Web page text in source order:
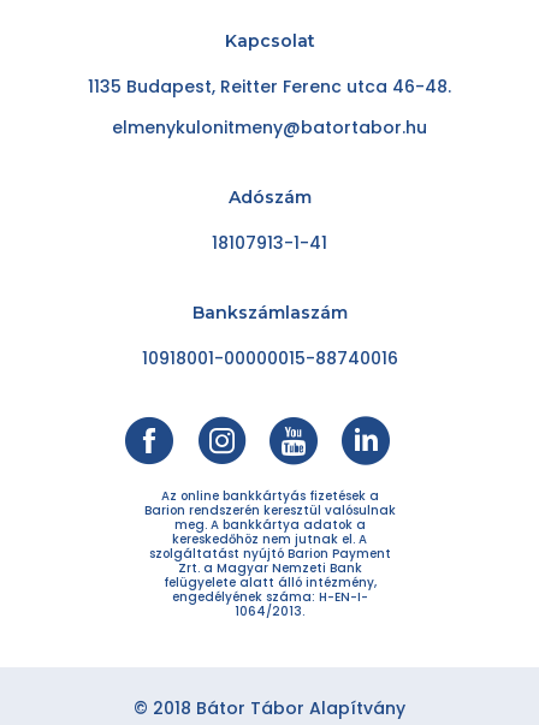
Kapcsolat
1135 Budapest, Reitter Ferenc utca 46-48.
elmenykulonitmeny@batortabor.hu
Adószám
18107913-1-41
Bankszámlaszám
10918001-00000015-88740016
Az online bankkártyás fizetések a
Barion rendszerén keresztül valósulnak
meg. A bankkártya adatok a
kereskedőhöz nem jutnak el. A
szolgáltatást nyújtó Barion Payment
Zrt. a Magyar Nemzeti Bank
felügyelete alatt álló intézmény,
engedélyének száma: H-EN-I-
1064/2013.
© 2018 Bátor Tábor Alapítvány